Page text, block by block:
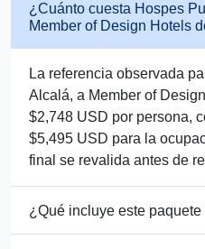
¿Cuánto cuesta Hospes
Member of Design Hotels
La referencia observada
Alcalá, a Member of
$2,748 USD por persona,
$5,495 USD para la
final se revalida antes de
¿Qué incluye este